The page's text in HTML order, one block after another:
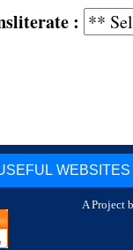
:
WEBSITES
A Project